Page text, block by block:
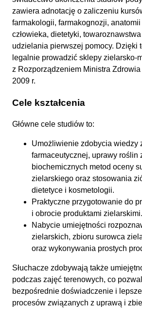
zawiera adnotację o zaliczeniu
farmakologii, farmakognozji,
człowieka, dietetyki,
udzielania pierwszej pomocy. Dzięki
legalnie prowadzić sklepy zielarsko-
z Rozporządzeniem Ministra
2009 r.
Cele kształcenia
Główne cele studiów to:
Umożliwienie zdobycia wiedzy
farmaceutycznej, uprawy roślin
biochemicznych metod oceny
zielarskiego oraz stosowania
dietetyce i kosmetologii.
Praktyczne przygotowanie do
i obrocie produktami zielarskimi.
Nabycie umiejętności
zielarskich, zbioru surowca
oraz wykonywania prostych
Słuchacze zdobywają także
podczas zajęć terenowych, co
bezpośrednie doświadczenie i
procesów związanych z uprawą i